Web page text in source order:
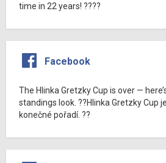
time in 22 years! ????
Facebook
The Hlinka Gretzky Cup is over —
standings look. ??Hlinka Gretzky Cup
konečné pořadí. ??